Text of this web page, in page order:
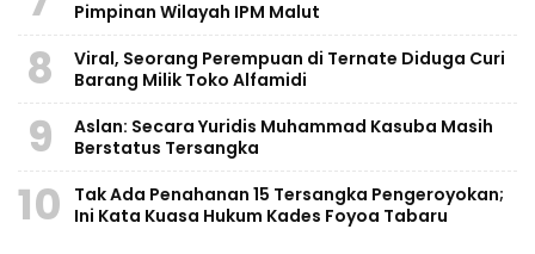
Pimpinan Wilayah IPM Malut
8
Viral, Seorang Perempuan di Ternate Diduga Curi
Barang Milik Toko Alfamidi
9
Aslan: Secara Yuridis Muhammad Kasuba Masih
Berstatus Tersangka
10
Tak Ada Penahanan 15 Tersangka Pengeroyokan;
Ini Kata Kuasa Hukum Kades Foyoa Tabaru